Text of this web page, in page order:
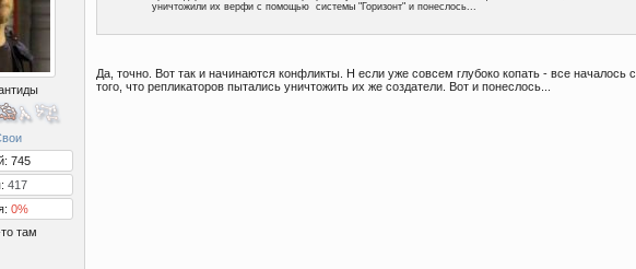
745
417
0%
там
уничтожили их верфи с помощью системы "Горизонт" и понеслось...
Да, точно. Вот так и начинаются конфликты. Н если уже совсем глубоко копать - все началось с
того, что репликаторов пытались уничтожить их же создатели. Вот и понеслось...